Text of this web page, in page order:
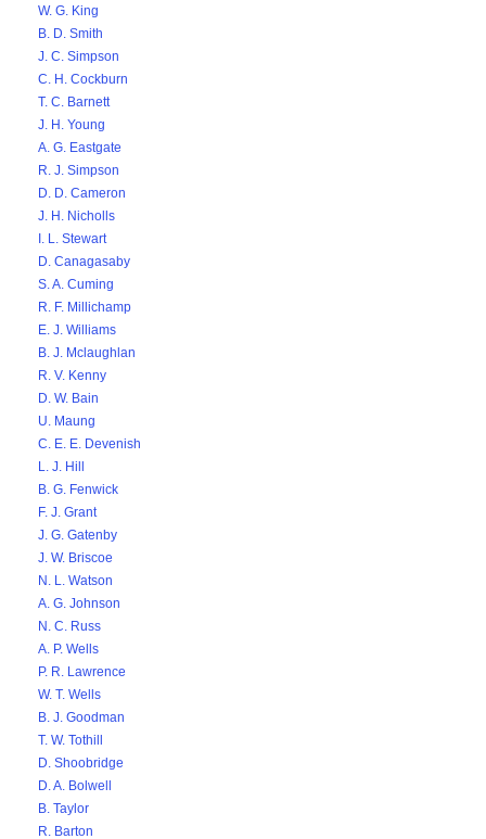
W. G. King
B. D. Smith
J. C. Simpson
C. H. Cockburn
T. C. Barnett
J. H. Young
A. G. Eastgate
R. J. Simpson
D. D. Cameron
J. H. Nicholls
I. L. Stewart
D. Canagasaby
S. A. Cuming
R. F. Millichamp
E. J. Williams
B. J. Mclaughlan
R. V. Kenny
D. W. Bain
U. Maung
C. E. E. Devenish
L. J. Hill
B. G. Fenwick
F. J. Grant
J. G. Gatenby
J. W. Briscoe
N. L. Watson
A. G. Johnson
N. C. Russ
A. P. Wells
P. R. Lawrence
W. T. Wells
B. J. Goodman
T. W. Tothill
D. Shoobridge
D. A. Bolwell
B. Taylor
R. Barton